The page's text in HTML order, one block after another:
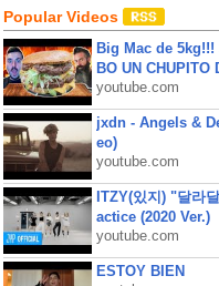
Popular Videos
Big Mac de 5kg!!!
BO UN CHUPITO
youtube.com
jxdn - Angels &
eo)
youtube.com
ITZY(있지) "달라
actice (2020 Ver.)
youtube.com
ESTOY BIEN